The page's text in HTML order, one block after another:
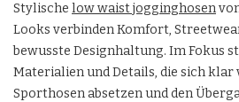
Stylische low waist jogginghosen
Looks verbinden Komfort,
bewusste Designhaltung. Im Fokus
Materialien und Details, die sich klar
Sporthosen absetzen und den